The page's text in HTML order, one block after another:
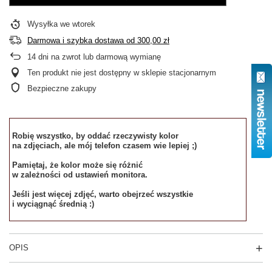
Wysyłka we wtorek
Darmowa i szybka dostawaod 300,00 zł
14 dni na zwrot lub darmową wymianę
Ten produkt nie jest dostępny w sklepie stacjonarnym
Bezpieczne zakupy
Robię wszystko, by oddać rzeczywisty kolor
na zdjęciach, ale mój telefon czasem wie lepiej ;)
Pamiętaj, że kolor może się różnić
w zależności od ustawień monitora.
Jeśli jest więcej zdjęć, warto obejrzeć wszystkie
i wyciągnąć średnią :)
OPIS